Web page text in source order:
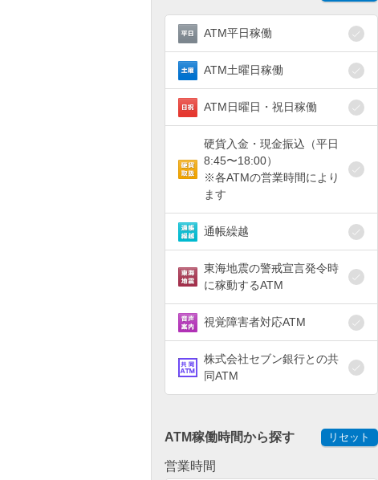
ATM平日稼働
ATM土曜日稼働
ATM日曜日・祝日稼働
硬貨入金・現金振込（平日
8:45〜18:00）
※各ATMの営業時間により
ます
通帳繰越
東海地震の警戒宣言発令時
に稼動するATM
視覚障害者対応ATM
株式会社セブン銀行との共
同ATM
ATM稼働時間から探す リセット
営業時間